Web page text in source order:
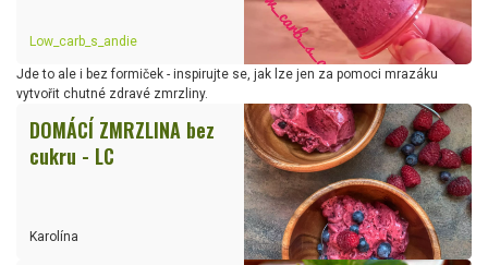
Low_carb_s_andie
Jde to ale i bez formiček - inspirujte se, jak lze jen za pomoci mrazáku
vytvořit chutné zdravé zmrzliny.
DOMÁCÍ ZMRZLINA bez
cukru - LC
Karolína